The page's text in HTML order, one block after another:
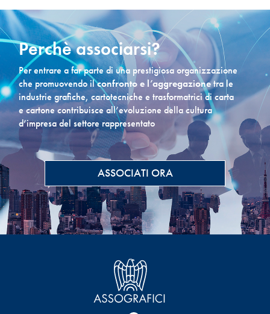
Perchè associarsi?
Per entrare a far parte di una prestigiosa organizzazione
che promuovendo ilconfronto e l’aggregazionetra le
industrie grafiche, cartotecniche e trasformatrici di carta
e cartone contribuisce all’evoluzione della cultura
d’impresa del settore rappresentato
ASSOCIATI ORA